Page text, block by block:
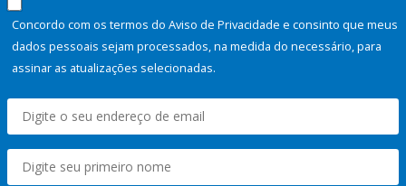
Concordo com os termos do Aviso de Privacidade e consinto que meus
dados pessoais sejam processados, na medida do necessário, para
assinar as atualizações selecionadas.